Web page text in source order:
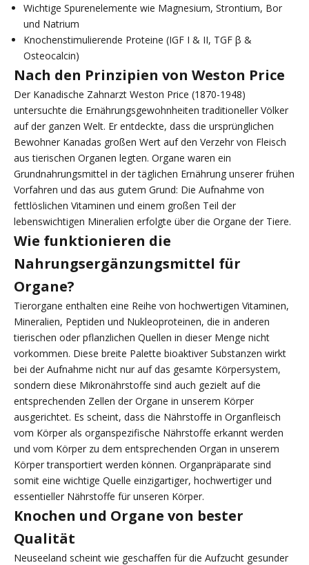
Wichtige Spurenelemente wie Magnesium, Strontium, Bor
und Natrium
Knochenstimulierende Proteine (IGF I & II, TGF β &
Osteocalcin)
Nach den Prinzipien von Weston Price
Der Kanadische Zahnarzt Weston Price (1870-1948)
untersuchte die Ernährungsgewohnheiten traditioneller Völker
auf der ganzen Welt. Er entdeckte, dass die ursprünglichen
Bewohner Kanadas großen Wert auf den Verzehr von Fleisch
aus tierischen Organen legten. Organe waren ein
Grundnahrungsmittel in der täglichen Ernährung unserer frühen
Vorfahren und das aus gutem Grund: Die Aufnahme von
fettlöslichen Vitaminen und einem großen Teil der
lebenswichtigen Mineralien erfolgte über die Organe der Tiere.
Wie funktionieren die
Nahrungsergänzungsmittel für
Organe?
Tierorgane enthalten eine Reihe von hochwertigen Vitaminen,
Mineralien, Peptiden und Nukleoproteinen, die in anderen
tierischen oder pflanzlichen Quellen in dieser Menge nicht
vorkommen. Diese breite Palette bioaktiver Substanzen wirkt
bei der Aufnahme nicht nur auf das gesamte Körpersystem,
sondern diese Mikronährstoffe sind auch gezielt auf die
entsprechenden Zellen der Organe in unserem Körper
ausgerichtet. Es scheint, dass die Nährstoffe in Organfleisch
vom Körper als organspezifische Nährstoffe erkannt werden
und vom Körper zu dem entsprechenden Organ in unserem
Körper transportiert werden können. Organpräparate sind
somit eine wichtige Quelle einzigartiger, hochwertiger und
essentieller Nährstoffe für unseren Körper.
Knochen und Organe von bester
Qualität
Neuseeland scheint wie geschaffen für die Aufzucht gesunder